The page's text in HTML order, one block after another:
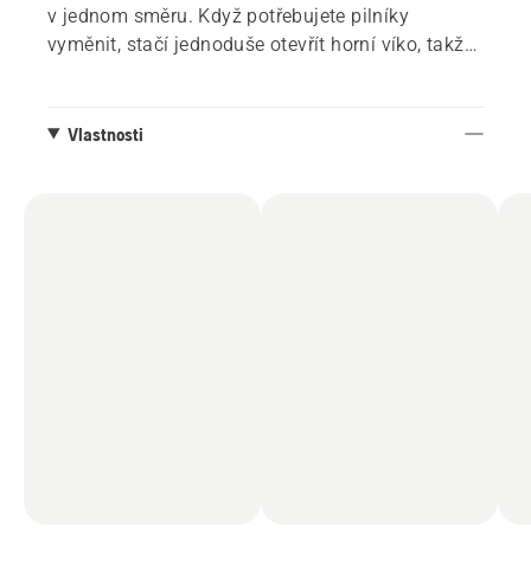
v jednom směru. Když potřebujete pilníky
vyměnit, stačí jednoduše otevřít horní víko, takže
Vlastnosti